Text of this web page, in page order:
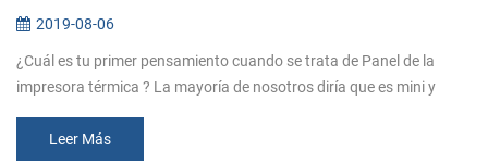
2019-08-06
¿Cuál es tu primer pensamiento cuando se trata de Panel de la
impresora térmica ? La mayoría de nosotros diría que es mini y
médicos como l...
Leer Más